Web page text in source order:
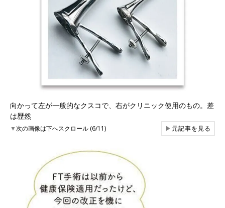
向かって左が一般的なクスコで、右がクリニック使用のもの。差
は歴然
▼次の画像は下へスクロール (6/11) ▶元記事を見る